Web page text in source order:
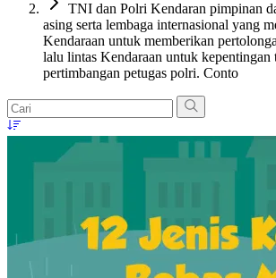
TNI dan Polri Kendaran pimpinan
asing serta lembaga internasional yang
Kendaraan untuk memberikan
lalu lintas Kendaraan untuk kepentingan
pertimbangan petugas polri. Conto